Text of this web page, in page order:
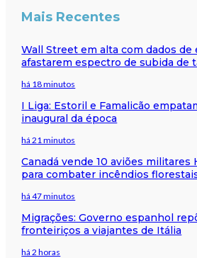
Mais Recentes
Wall Street em alta com dados de
afastarem espectro de subida de
há 18 minutos
I Liga: Estoril e Famalicão
inaugural da época
há 21 minutos
Canadá vende 10 aviões militares
para combater incêndios
há 47 minutos
Migrações: Governo espanhol
fronteiriços a viajantes de Itália
há 2 horas